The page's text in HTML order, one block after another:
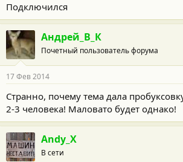
с
т
и
:
Подключился
Андрей_В_К
Почетный пользователь форума
17 Фев 2014
Странно, почему тема дала
2-3 человека! Маловато будет однако!
Andy_X
В сети